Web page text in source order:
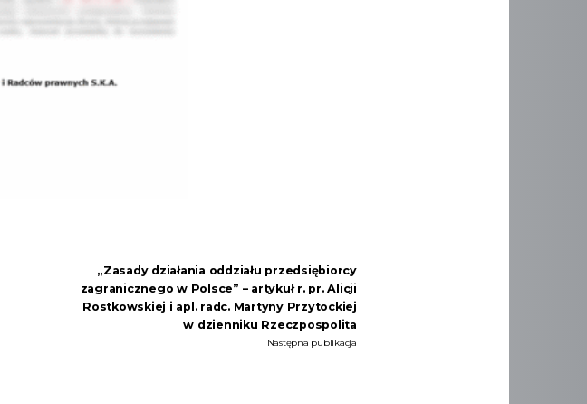
„Zasady działania oddziału przedsiębiorcy
zagranicznego w Polsce” – artykuł r. pr. Alicji
Rostkowskiej i apl. radc. Martyny Przytockiej
w dzienniku Rzeczpospolita
Następna publikacja